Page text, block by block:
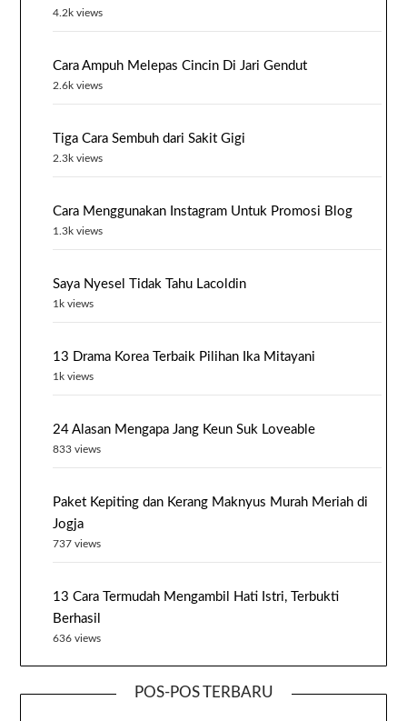
4.2k views
Cara Ampuh Melepas Cincin Di Jari Gendut
2.6k views
Tiga Cara Sembuh dari Sakit Gigi
2.3k views
Cara Menggunakan Instagram Untuk Promosi Blog
1.3k views
Saya Nyesel Tidak Tahu Lacoldin
1k views
13 Drama Korea Terbaik Pilihan Ika Mitayani
1k views
24 Alasan Mengapa Jang Keun Suk Loveable
833 views
Paket Kepiting dan Kerang Maknyus Murah Meriah di
Jogja
737 views
13 Cara Termudah Mengambil Hati Istri, Terbukti
Berhasil
636 views
POS-POS TERBARU